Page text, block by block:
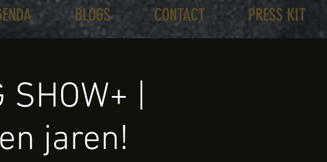
BLOGS CONTACT PRESS KIT
SHOW+ |
jaren!